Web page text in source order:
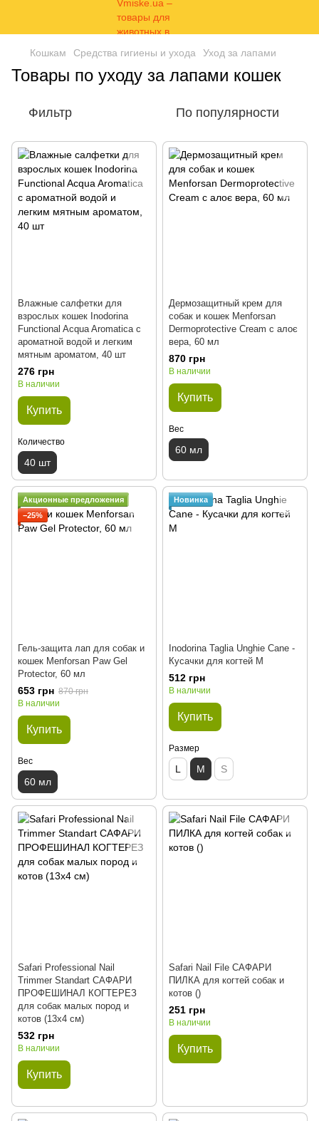
Кошкам Средства гигиены и ухода Уход за лапами
Товары по уходу за лапами кошек
Фильтр По популярности
Влажные салфетки для
взрослых кошек Inodorina
Functional Acqua Aromatica с
ароматной водой и легким
мятным ароматом, 40 шт
276 грн
В наличии
Купить
Количество
40 шт
Дермозащитный крем для
собак и кошек Menforsan
Dermoprotective Cream с алоє
вера, 60 мл
870 грн
В наличии
Купить
Вес
60 мл
Акционные предложения
−25%
Гель-защита лап для собак и
кошек Menforsan Paw Gel
Protector, 60 мл
653 грн 870 грн
В наличии
Купить
Вес
60 мл
Новинка
Inodorina Taglia Unghie Cane -
Кусачки для когтей M
512 грн
В наличии
Купить
Размер
L M S
Safari Professional Nail
Trimmer Standart САФАРИ
ПРОФЕШИНАЛ КОГТЕРЕЗ
для собак малых пород и
котов (13x4 см)
532 грн
В наличии
Купить
Safari Nail File САФАРИ
ПИЛКА для когтей собак и
котов ()
251 грн
В наличии
Купить